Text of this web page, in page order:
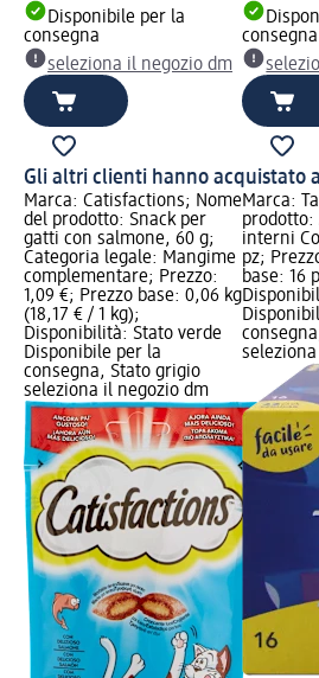
Disponibile per la
consegna
seleziona il negozio dm
consegna
Gli altri clienti hanno acquistato
Marca: Catisfactions; Nome
del prodotto: Snack per
gatti con salmone, 60 g;
Categoria legale: Mangime
complementare; Prezzo:
1,09 €; Prezzo base: 0,06 kg
(18,17 € / 1 kg);
Disponibilità: Stato verde
Disponibile per la
consegna, Stato grigio
seleziona il negozio dm
Marca:
prodotto:
interni
pz;
base: 16